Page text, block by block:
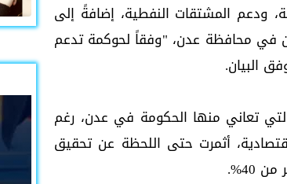
ودعم المشتقات النفطية، إضافةً إلى
في محافظة عدن، "وفقاً لحوكمة تدعم
البيان.
تعاني منها الحكومة في عدن، رغم
أثمرت حتى اللحظة عن تحقيق